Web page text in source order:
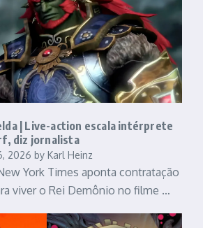
| Live-action escala intérprete
diz jornalista
2026 by Karl Heinz
York Times aponta contratação
viver o Rei Demônio no filme …